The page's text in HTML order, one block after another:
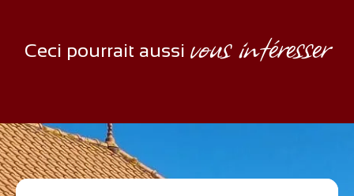
Ceci pourrait aussi vous intéresser